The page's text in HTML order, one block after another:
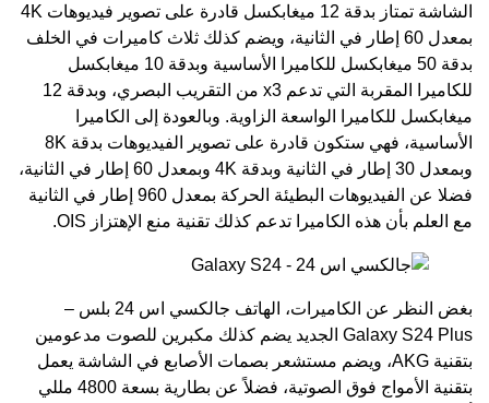
الشاشة تمتاز بدقة 12 ميغابكسل قادرة على تصوير فيديوهات 4K
بمعدل 60 إطار في الثانية، ويضم كذلك ثلاث كاميرات في الخلف
بدقة 50 ميغابكسل للكاميرا الأساسية وبدقة 10 ميغابكسل
للكاميرا المقربة التي تدعم x3 من التقريب البصري، وبدقة 12
ميغابكسل للكاميرا الواسعة الزاوية. وبالعودة إلى الكاميرا
الأساسية، فهي ستكون قادرة على تصوير الفيديوهات بدقة 8K
وبمعدل 30 إطار في الثانية وبدقة 4K وبمعدل 60 إطار في الثانية،
فضلا عن الفيديوهات البطيئة الحركة بمعدل 960 إطار في الثانية
مع العلم بأن هذه الكاميرا تدعم كذلك تقنية منع الإهتزاز OIS.
بغض النظر عن الكاميرات، الهاتف جالكسي اس 24 بلس –
Galaxy S24 Plus الجديد يضم كذلك مكبرين للصوت مدعومين
بتقنية AKG، ويضم مستشعر بصمات الأصابع في الشاشة يعمل
بتقنية الأمواج فوق الصوتية، فضلاً عن بطارية بسعة 4800 مللي